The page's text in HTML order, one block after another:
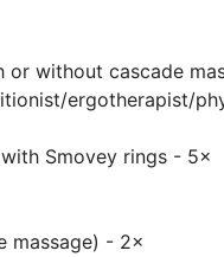
without cascade
ergotherapist/
Smovey rings - 5×
massage) - 2×